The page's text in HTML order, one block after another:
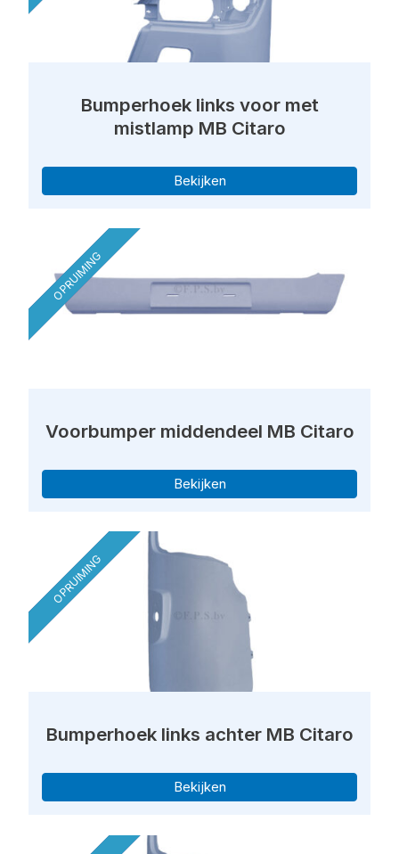
Bumperhoek links voor met
mistlamp MB Citaro
Bekijken
OPRUIMING
Voorbumper middendeel MB Citaro
Bekijken
OPRUIMING
Bumperhoek links achter MB Citaro
Bekijken